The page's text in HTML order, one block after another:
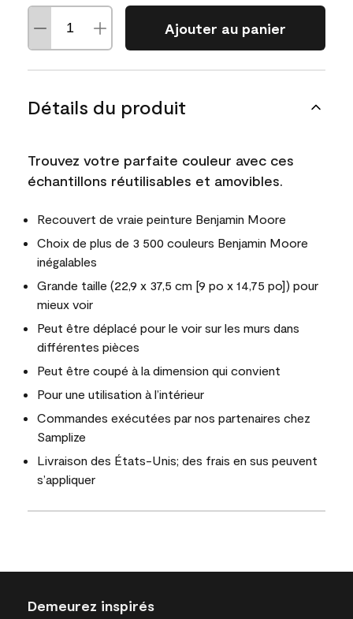
Ajouter au panier
Détails du produit
Trouvez votre parfaite couleur avec ces
échantillons réutilisables et amovibles.
Recouvert de vraie peinture Benjamin Moore
Choix de plus de 3 500 couleurs Benjamin Moore
inégalables
Grande taille (22,9 x 37,5 cm [9 po x 14,75 po]) pour
mieux voir
Peut être déplacé pour le voir sur les murs dans
différentes pièces
Peut être coupé à la dimension qui convient
Pour une utilisation à l’intérieur
Commandes exécutées par nos partenaires chez
Samplize
Livraison des États-Unis; des frais en sus peuvent
s’appliquer
Demeurez inspirés